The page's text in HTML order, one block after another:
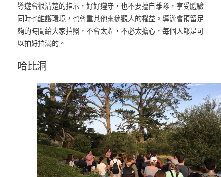
導遊會很清楚的指示，好好遵守，也不要擅自離隊，享受體驗
同時也維護環境，也尊重其他來參觀人的權益。導遊會預留足
夠的時間給大家拍照，不會太趕，不必太擔心，每個人都是可
以拍好拍滿的。
哈比洞